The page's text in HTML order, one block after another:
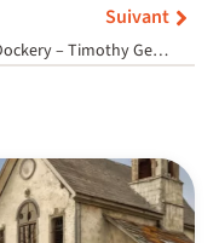
Suivant
David Dockery – Timothy George, La Grande Tradition intellectuelle chré-tienne